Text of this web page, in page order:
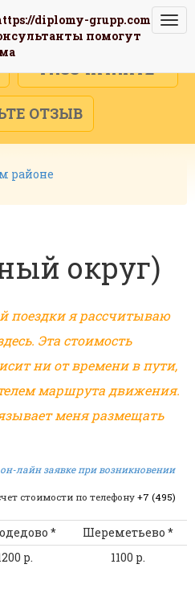
diplomy-grupp.com
помогут
РАССЧИТАЙТЕ
ОТЗЫВ
районе
округ)
поездки я рассчитываю
Эта стоимость
ни от времени в пути,
маршрута движения.
меня размещать
лайн заявке при возникновении
стоимости по телефону +7 (495)
*
Шереметьево *
р. 1100 р.